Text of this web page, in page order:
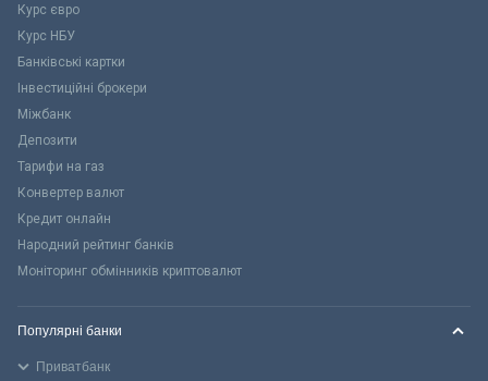
Курс євро
Курс НБУ
Банківські картки
Інвестиційні брокери
Міжбанк
Депозити
Тарифи на газ
Конвертер валют
Кредит онлайн
Народний рейтинг банків
Моніторинг обмінників криптовалют
Популярні банки
Приватбанк